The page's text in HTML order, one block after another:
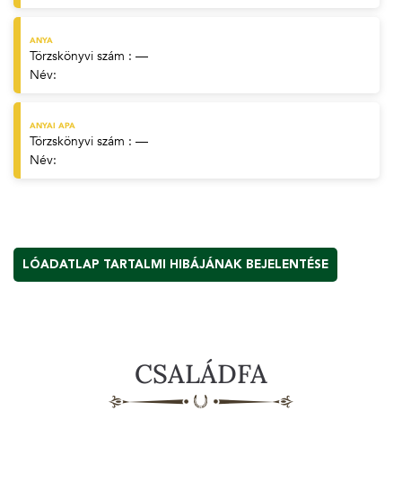
ANYA
Törzskönyvi szám : —
Név:
ANYAI APA
Törzskönyvi szám : —
Név:
LÓADATLAP TARTALMI HIBÁJÁNAK BEJELENTÉSE
CSALÁDFA